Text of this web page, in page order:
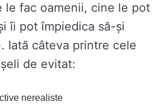
le fac oamenii, cine le pot
îi pot împiedica să-și
Iată câteva printre cele
de evitat:
nerealiste